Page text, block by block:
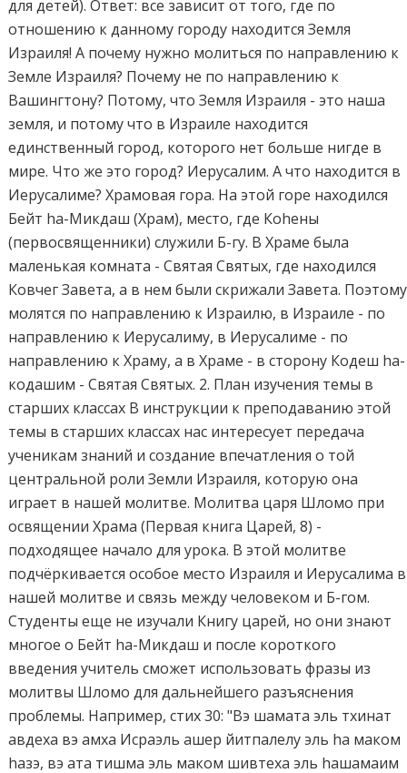
для детей). Ответ: все зависит от того, где по
отношению к данному городу находится Земля
Израиля! А почему нужно молиться по направлению к
Земле Израиля? Почему не по направлению к
Вашингтону? Потому, что Земля Израиля - это наша
земля, и потому что в Израиле находится
единственный город, которого нет больше нигде в
мире. Что же это город? Иерусалим. А что находится в
Иерусалиме? Храмовая гора. На этой горе находился
Бейт hа-Микдаш (Храм), место, где Коhены
(первосвященники) служили Б-гу. В Храме была
маленькая комната - Святая Святых, где находился
Ковчег Завета, а в нем были скрижали Завета. Поэтому
молятся по направлению к Израилю, в Израиле - по
направлению к Иерусалиму, в Иерусалиме - по
направлению к Храму, а в Храме - в сторону Кодеш hа-
кодашим - Святая Святых. 2. План изучения темы в
старших классах В инструкции к преподаванию этой
темы в старших классах нас интересует передача
ученикам знаний и создание впечатления о той
центральной роли Земли Израиля, которую она
играет в нашей молитве. Молитва царя Шломо при
освящении Храма (Первая книга Царей, 8) -
подходящее начало для урока. В этой молитве
подчёркивается особое место Израиля и Иерусалима в
нашей молитве и связь между человеком и Б-гом.
Студенты еще не изучали Книгу царей, но они знают
многое о Бейт hа-Микдаш и после короткого
введения учитель сможет использовать фразы из
молитвы Шломо для дальнейшего разъяснения
проблемы. Например, стих 30: "Вэ шамата эль тхинат
авдеха вэ амха Исраэль ашер йитпалелу эль hа маком
hазэ, вэ ата тишма эль маком шивтеха эль hашамаим